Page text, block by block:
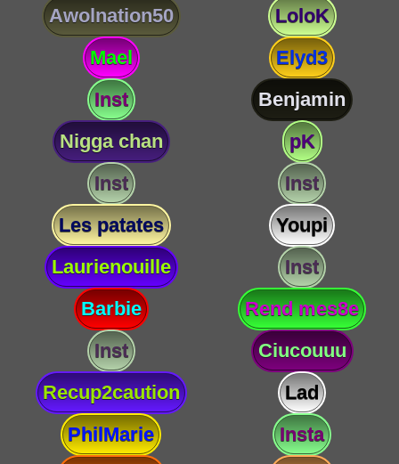
Awolnation50
LoloK
Mael
Elyd3
Inst
Benjamin
Nigga chan
pK
Inst
Inst
Les patates
Youpi
Laurienouille
Inst
Barbie
Rend mes8e
Inst
Ciucouuu
Recup2caution
Lad
PhilMarie
Insta